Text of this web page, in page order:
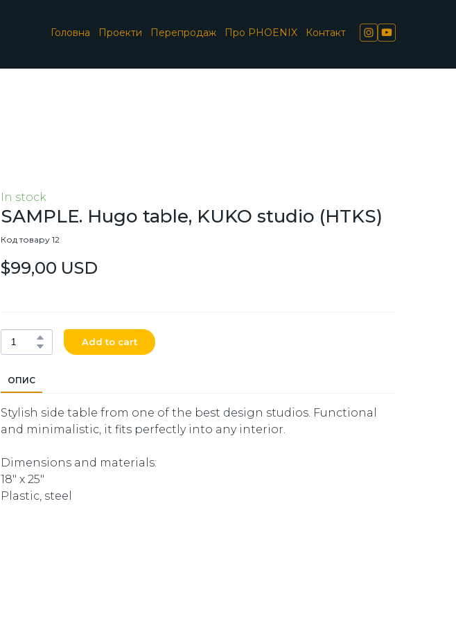
Головна Проекти Перепродаж Про PHOENIX Контакт
In stock
SAMPLE. Hugo table, KUKO studio (HTKS)
Код товару 12
$99,00 USD
Add to cart
ОПИС
Stylish side table from one of the best design studios. Functional
and minimalistic, it fits perfectly into any interior.
Dimensions and materials:
18" x 25"
Plastic, steel